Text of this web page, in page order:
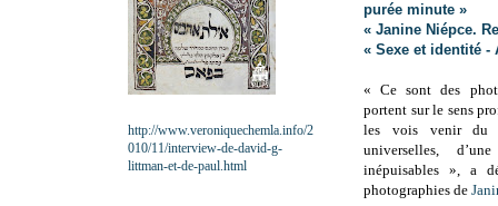
purée minute »
« Janine Niépce.
« Sexe et identité -
« Ce sont des
portent sur le sens
les vois venir du
universelles,
inépuisables », a
photographies de
http://www.veroniquechemla.info/2
010/11/interview-de-david-g-
littman-et-de-paul.html